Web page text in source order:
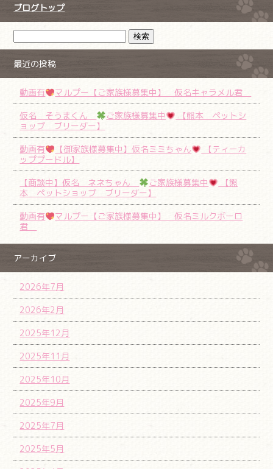
ブログトップ
最近の投稿
動画有
マルプー【ご家族様募集中】 仮名キャラメル君
仮名 そうまくん
ご家族様募集中
【熊本 ペットシ
ョップ ブリーダー】
動画有
【御家族様募集中】仮名ミミちゃん
【ティーカ
ッププードル】
【商談中】仮名 ネネちゃん
ご家族様募集中
【熊
本 ペットショップ ブリーダー】
動画有
マルプー【ご家族様募集中】 仮名ミルクボーロ
君
アーカイブ
2026年7月
2026年2月
2025年12月
2025年11月
2025年10月
2025年9月
2025年7月
2025年5月